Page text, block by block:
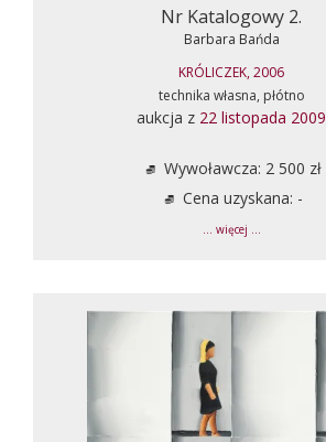
Nr Katalogowy 2.
Barbara Bańda
KRÓLICZEK, 2006
technika własna, płótno
aukcja z 22 listopada 2009
Wywoławcza: 2 500 zł
Cena uzyskana: -
... więcej ...